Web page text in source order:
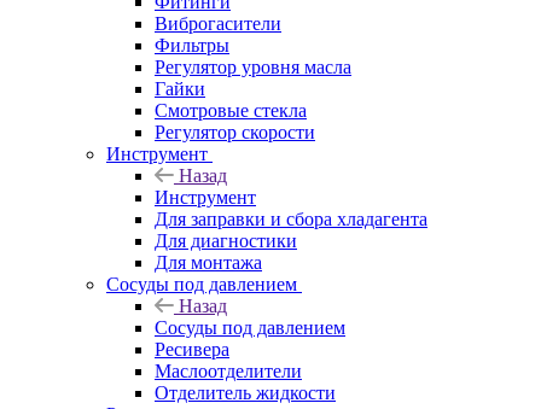
Виброгасители
Фильтры
Регулятор уровня масла
Гайки
Смотровые стекла
Регулятор скорости
Инструмент
Назад
Инструмент
Для заправки и сбора хладагента
Для диагностики
Для монтажа
Сосуды под давлением
Назад
Сосуды под давлением
Ресивера
Маслоотделители
Отделитель жидкости